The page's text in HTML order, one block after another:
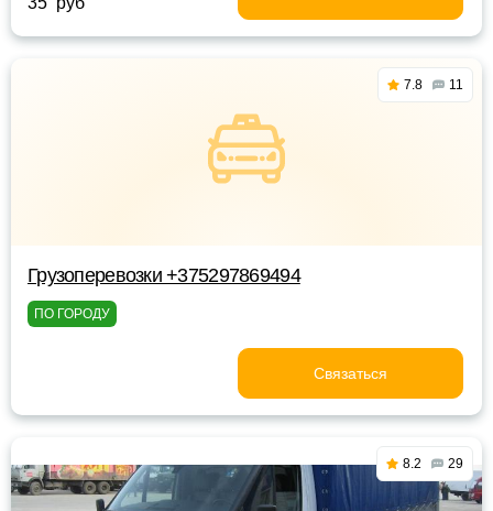
7.8 11
Грузоперевозки +375297869494
ПО ГОРОДУ
Связаться
8.2 29